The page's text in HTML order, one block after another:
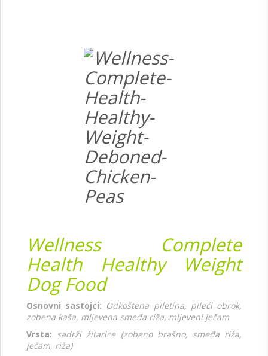
Wellness Complete
Health Healthy Weight
Dog Food
Osnovni sastojci: Odkoštena piletina, pileći obrok,
zobena kaša, mljevena smeđa riža, mljeveni ječam
Vrsta: sadrži žitarice (zobeno brašno, smeđa riža,
ječam, riža)